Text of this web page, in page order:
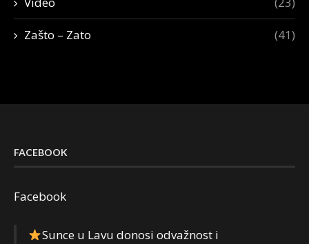
Zašto – Zato (41)
FACEBOOK
Facebook
Sunce u Lavu donosi odvažnost i